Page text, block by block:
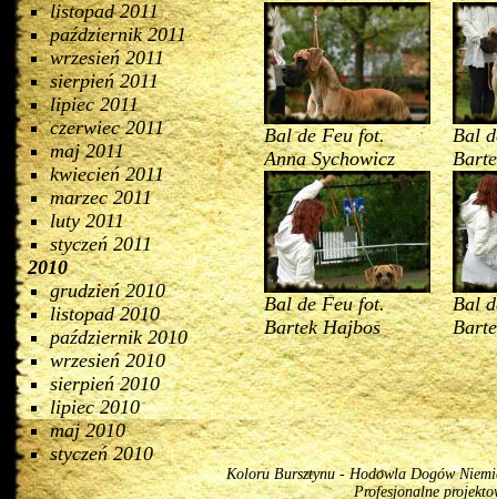
listopad 2011
październik 2011
wrzesień 2011
sierpień 2011
lipiec 2011
czerwiec 2011
maj 2011
kwiecień 2011
marzec 2011
luty 2011
styczeń 2011
2010
grudzień 2010
listopad 2010
październik 2010
wrzesień 2010
sierpień 2010
lipiec 2010
maj 2010
styczeń 2010
Bal de Feu fot.
Anna Sychowicz
Bal
Bal de Feu fot.
Bartek Hajbos
Bal
Koloru Bursztynu - Hodowla Dogów
Profesjonalne